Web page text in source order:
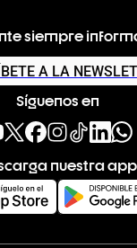
siempre
A LA
Síguenos en
nuestra app